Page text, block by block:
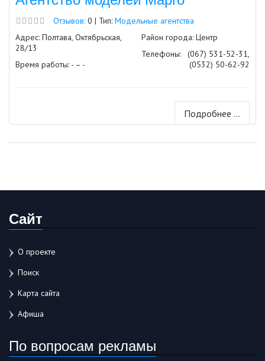
Отзывов: 0 | Тип: Модельные агентства
Адрес: Полтава, Октябрьская,
28/13
Время работы: - – -
Район города: Центр
Телефоны:
(067) 531-52-31,
(0532) 50-62-92
Подробнее ...
Сайт
О проекте
Поиск
Карта сайта
Афиша
По вопросам рекламы